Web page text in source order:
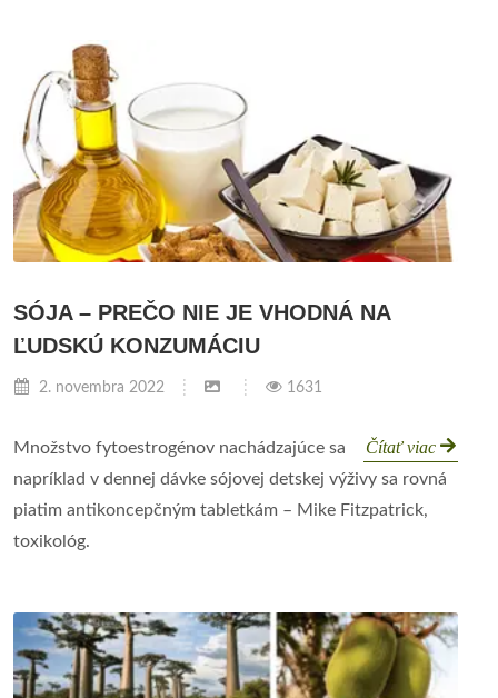
SÓJA – PREČO NIE JE VHODNÁ NA
ĽUDSKÚ KONZUMÁCIU
2. novembra 2022 1631
Čítať viac
Množstvo fytoestrogénov nachádzajúce sa
napríklad v dennej dávke sójovej detskej výživy sa rovná
piatim antikoncepčným tabletkám – Mike Fitzpatrick,
toxikológ.